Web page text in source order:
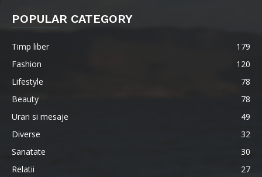
POPULAR CATEGORY
Timp liber
179
Fashion
120
Lifestyle
78
Beauty
78
Urari si mesaje
49
Diverse
32
Sanatate
30
Relatii
27